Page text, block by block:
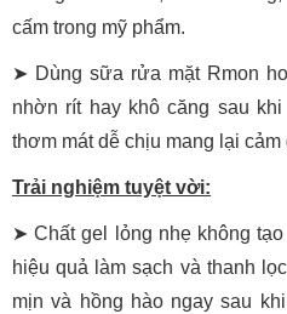
cấm trong mỹ phẩm.
➤ Dùng sữa rửa mặt Rmon
nhờn rít hay khô căng sau
thơm mát dễ chịu mang lại
Trải nghiệm tuyệt vời:
➤ Chất gel lỏng nhẹ không
hiệu quả làm sạch và thanh
mịn và hồng hào ngay sau